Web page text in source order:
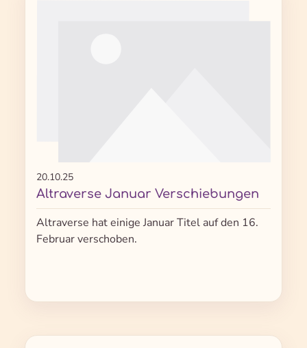
20.10.25
Altraverse Januar Verschiebungen
Altraverse hat einige Januar Titel auf den 16.
Februar verschoben.